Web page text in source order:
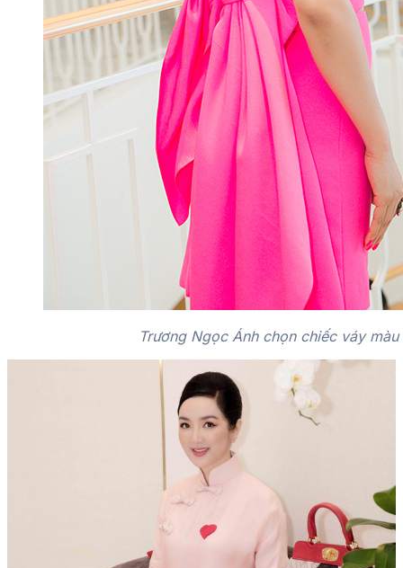
Trương Ngọc Ánh chọn chiếc váy